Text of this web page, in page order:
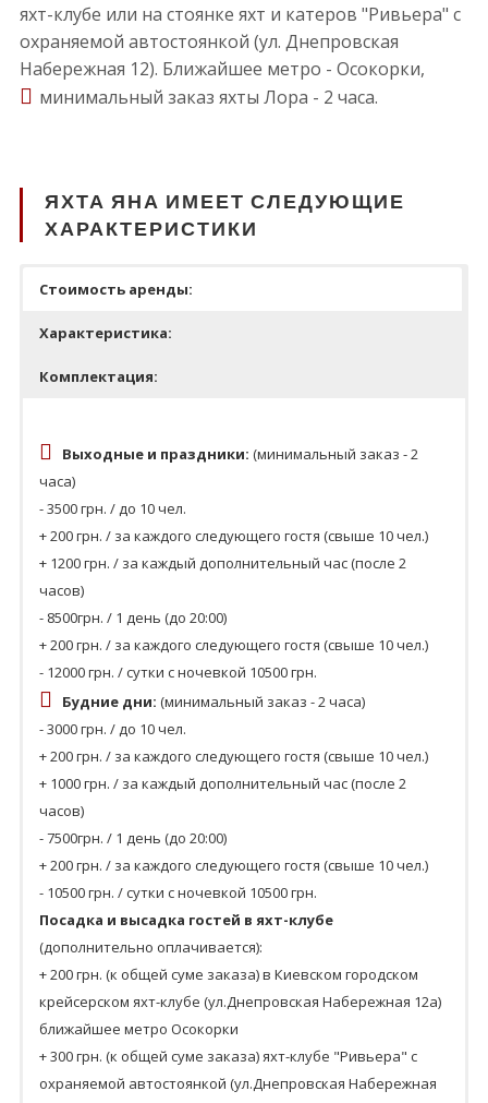
яхт-клубе или на стоянке яхт и катеров "Ривьера" с
охраняемой автостоянкой (ул. Днепровская
Набережная 12). Ближайшее метро - Осокорки,
минимальный заказ яхты Лора - 2 часа.
ЯХТА ЯНА ИМЕЕТ СЛЕДУЮЩИЕ
ХАРАКТЕРИСТИКИ
Стоимость аренды:
Характеристика:
Комплектация:
Выходные и праздники: (минимальный заказ - 2
часа)
- 3500 грн. / до 10 чел.
+ 200 грн. / за каждого следующего гостя (свыше 10 чел.)
+ 1200 грн. / за каждый дополнительный час (после 2
часов)
- 8500грн. / 1 день (до 20:00)
+ 200 грн. / за каждого следующего гостя (свыше 10 чел.)
- 12000 грн. / сутки с ночевкой 10500 грн.
Будние дни: (минимальный заказ - 2 часа)
- 3000 грн. / до 10 чел.
+ 200 грн. / за каждого следующего гостя (свыше 10 чел.)
+ 1000 грн. / за каждый дополнительный час (после 2
часов)
- 7500грн. / 1 день (до 20:00)
+ 200 грн. / за каждого следующего гостя (свыше 10 чел.)
- 10500 грн. / сутки с ночевкой 10500 грн.
Посадка и высадка гостей в яхт-клубе
(дополнительно оплачивается):
+ 200 грн. (к общей суме заказа) в Киевском городском
крейсерском яхт-клубе (ул.Днепровская Набережная 12а)
ближайшее метро Осокорки
+ 300 грн. (к общей суме заказа) яхт-клубе "Ривьера" с
охраняемой автостоянкой (ул.Днепровская Набережная